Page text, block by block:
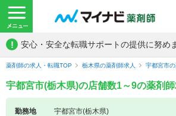
! 安心・安全な転職サポートの提供に努め
薬剤師の求人・転職TOP 栃木県の薬剤師求人 宇都宮市の
宇都宮市(栃木県)の店舗数1～9の薬剤
勤務地
宇都宮市(栃木県)